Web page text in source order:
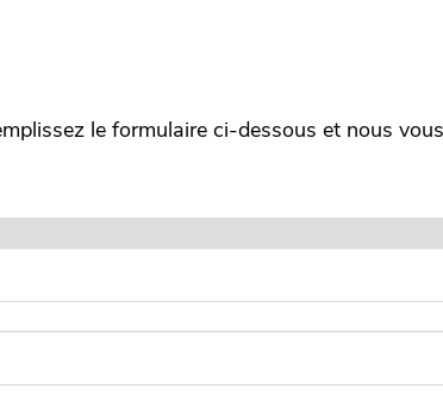
le formulaire ci-dessous et nous